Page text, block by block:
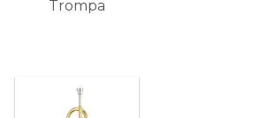
Trompa